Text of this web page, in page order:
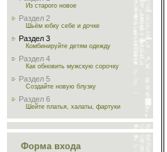
Из старого новое
Раздел 2
Шьём юбку себе и дочке
Раздел 3
Комбинируйте детям одежду
Раздел 4
Как обновить мужскую сорочку
Раздел 5
Создайте новую блузку
Раздел 6
Шейте платья, халаты, фартуки
Форма входа